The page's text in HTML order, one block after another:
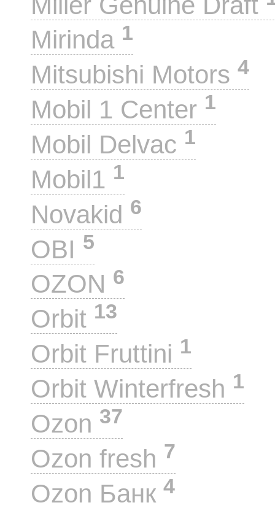
Mirinda 1
Mitsubishi Motors 4
Mobil 1 Center 1
Mobil Delvac 1
Mobil1 1
Novakid 6
OBI 5
OZON 6
Orbit 13
Orbit Fruttini 1
Orbit Winterfresh 1
Ozon 37
Ozon fresh 7
Ozon Банк 4